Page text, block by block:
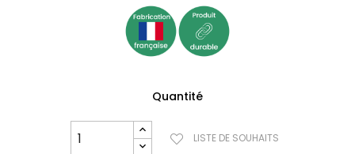
Quantité
LISTE DE SOUHAITS